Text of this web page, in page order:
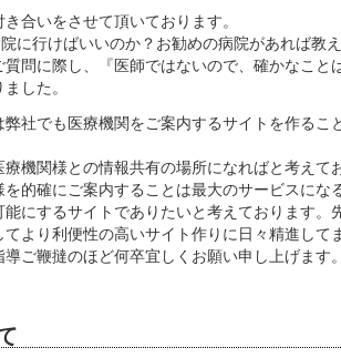
合いをさせて頂いております。
に行けばいいのか？お勧めの病院があれば教
問に際し、『医師ではないので、確かなこと
した。
社でも医療機関をご案内するサイトを作るこ
機関様との情報共有の場所になればと考えて
的確にご案内することは最大のサービスにな
にするサイトでありたいと考えております。
より利便性の高いサイト作りに日々精進して
ご鞭撻のほど何卒宜しくお願い申し上げます。